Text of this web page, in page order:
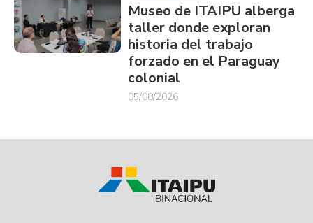
Museo de ITAIPU alberga
taller donde exploran
historia del trabajo
forzado en el Paraguay
colonial
05/08/2026